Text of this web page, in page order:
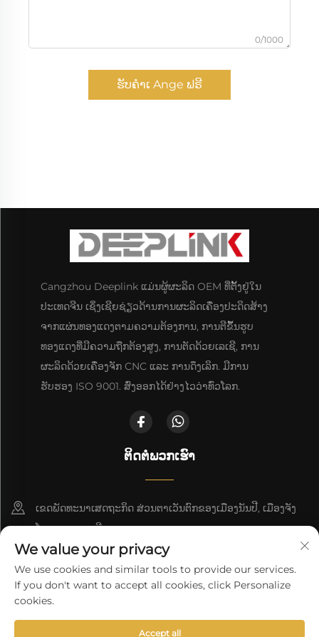
0/1000
ຮັບຄຳເ Ange ຟຣີ
Cangzhou Deeplink ແມ່ນຜູ້ຜະລິດ OEM ທີ່ຕັ້ງຢູ່ໃນ
ປະເທດຈີນ ເຊິ່ງເຊີຍຊ່ຽວດ້ານການຜະລິດເຄື່ອງປະດິດສ້າງ
ຈາກແຜ່ນທອງແດງຕາມຄວາມຕ້ອງການ, ການຕີຂຶ້ນຮູບ
ທອງແດງທີ່ມີຄວາມຖືກຕ້ອງສູງ, ການຕັດດ້ວຍເລເຊີ, ການ
ຜະລິດດ້ວຍເຄື່ອງຈັກ CNC ແລະ ການດຶງເລິກ. ມີການ
ຮັບຮອງ ISO 9001. ສົ່ງອອກໄດ້ຢ່າງໄວວ່າທົ່ວໂລກ.
ຕິດຕໍ່ພວກເຮົາ
ເຂດພັດທະນາເສດຖະກິດ ສ່ວນຕາເວັນຕົກຂອງເມືອງນັນປີ, ເມືອງຈັງ
ໂຈວ, ແຂວງເຫຫີ
+86-18617745678
[email protected]
We value your privacy
We use cookies and similar tools to provide our services.
If you don't want to accept all cookies, click Personalize
cookies.
Accept all